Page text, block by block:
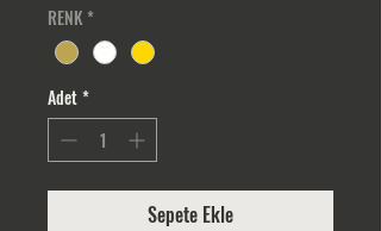
RENK *
Adet*
Sepete Ekle